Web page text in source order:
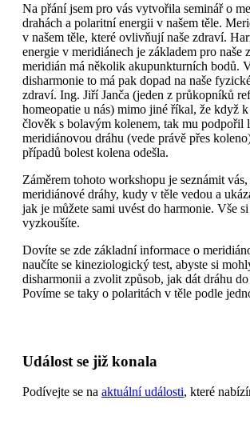
Na přání jsem pro vás vytvořila seminář o
drahách a polaritní energii v našem těle.
v našem těle, které ovlivňují naše zdraví.
energie v meridiánech je základem pro naše
meridián má několik akupunkturních bodů.
disharmonie to má pak dopad na naše
zdraví. Ing. Jiří Janča (jeden z průkopníků
homeopatie u nás) mimo jiné říkal, že když
člověk s bolavým kolenem, tak mu podpořil
meridiánovou dráhu (vede právě přes
případů bolest kolena odešla.
Záměrem tohoto workshopu je seznámit
meridiánové dráhy, kudy v těle vedou a
jak je můžete sami uvést do harmonie. Vše
vyzkoušíte.
Dovíte se zde základní informace o
naučíte se kineziologický test, abyste si
disharmonii a zvolit způsob, jak dát dráhu
Povíme se taky o polaritách v těle podle
Událost se již konala
Podívejte se na aktuální události, které